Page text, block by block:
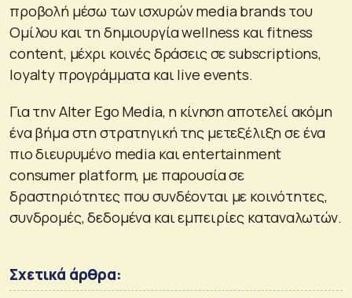
προβολή μέσω των ισχυρών media brands του
Ομίλου και τη δημιουργία wellness και fitness
content, μέχρι κοινές δράσεις σε subscriptions,
loyalty προγράμματα και live events.
Για την Alter Ego Media, η κίνηση αποτελεί ακόμη
ένα βήμα στη στρατηγική της μετεξέλιξη σε ένα
πιο διευρυμένο media και entertainment
consumer platform, με παρουσία σε
δραστηριότητες που συνδέονται με κοινότητες,
συνδρομές, δεδομένα και εμπειρίες καταναλωτών.
Σχετικά άρθρα: